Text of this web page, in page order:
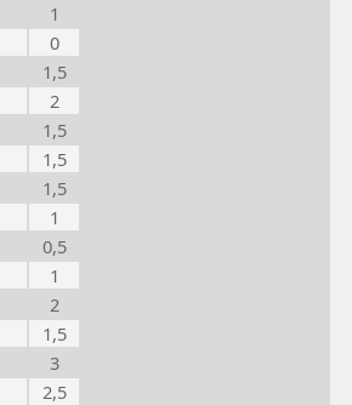
1
0
1,5
2
1,5
1,5
1,5
1
0,5
1
2
1,5
3
2,5